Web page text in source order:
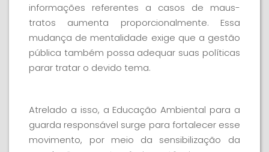
informações referentes a casos de maus-
tratos aumenta proporcionalmente. Essa
mudança de mentalidade exige que a gestão
pública também possa adequar suas políticas
parar tratar o devido tema.
Atrelado a isso, a Educação Ambiental para a
guarda responsável surge para fortalecer esse
movimento, por meio da sensibilização da